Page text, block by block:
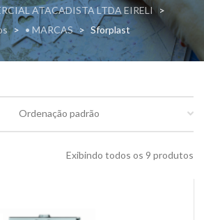
ATACADISTA LTDA EIRELI
>
> • MARCAS > Sforplast
Exibindo todos os 9 produtos